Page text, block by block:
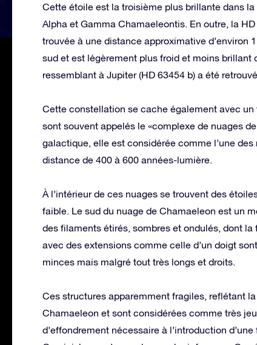
Cette étoile est la troisième plus brillante dans
Alpha et Gamma Chamaeleontis. En outre, la
trouvée à une distance approximative d’environ
sud et est légèrement plus froid et moins brillant
ressemblant à Jupiter (HD 63454 b) a été
Cette constellation se cache également avec
sont souvent appelés le «complexe de nuages
galactique, elle est considérée comme l’une
distance de 400 à 600 années-lumière.
À l’intérieur de ces nuages ​​se trouvent des
faible. Le sud du nuage de Chamaeleon est un
des filaments étirés, sombres et ondulés, dont
avec des extensions comme celle d’un doigt
minces mais malgré tout très longs et droits.
Ces structures apparemment fragiles, reflétant
Chamaeleon et sont considérées comme très
d’effondrement nécessaire à l’introduction